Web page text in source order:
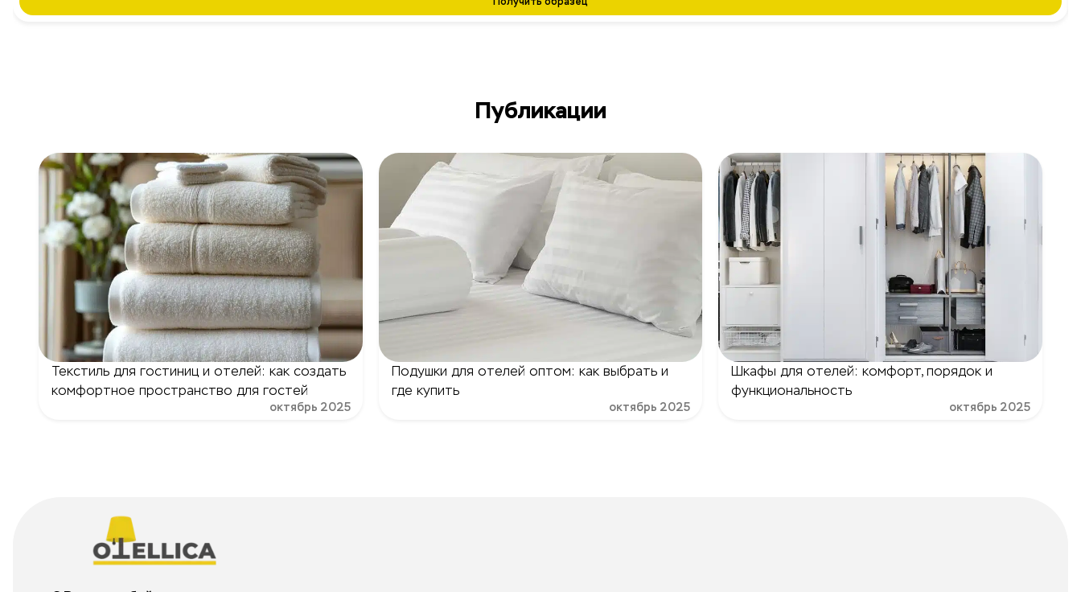
Публикации
Текстиль для гостиниц и отелей: как создать
комфортное пространство для гостей
октябрь 2025
Подушки для отелей оптом: как выбрать и
где купить
октябрь 2025
Шкафы для отелей: комфорт, порядок и
функциональность
октябрь 2025